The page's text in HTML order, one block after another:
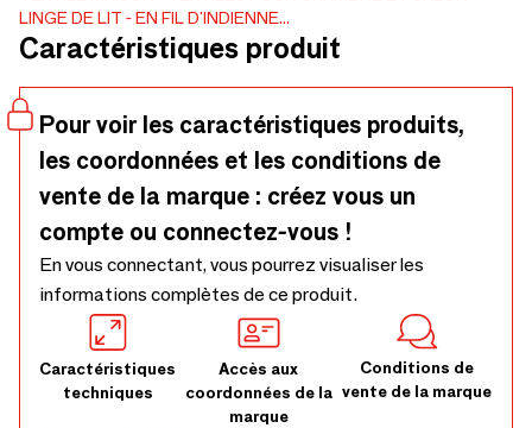
l’emporter partout, de sa chambre romanesque jusque dans
sa loge d’opéra. Coup de coeur éternel. Le velours utilisé
Lyric, Médicis et Duo. Vous pouvez donc assortir les plaids,
chemins de lit, rideaux et coussins de toutes ces
collections, les uns avec les autres.
LINGE DE LIT
EN FIL D'INDIENNE...
Caractéristiques produit
Pour voir les caractéristiques produits,
les coordonnées et les conditions de
vente de la marque : créez vous un
compte ou connectez-vous !
En vous connectant, vous pourrez visualiser les
informations complètes de ce produit.
Caractéristiques
techniques
Accès aux
coordonnées de la
marque
Conditions de
vente de la marque